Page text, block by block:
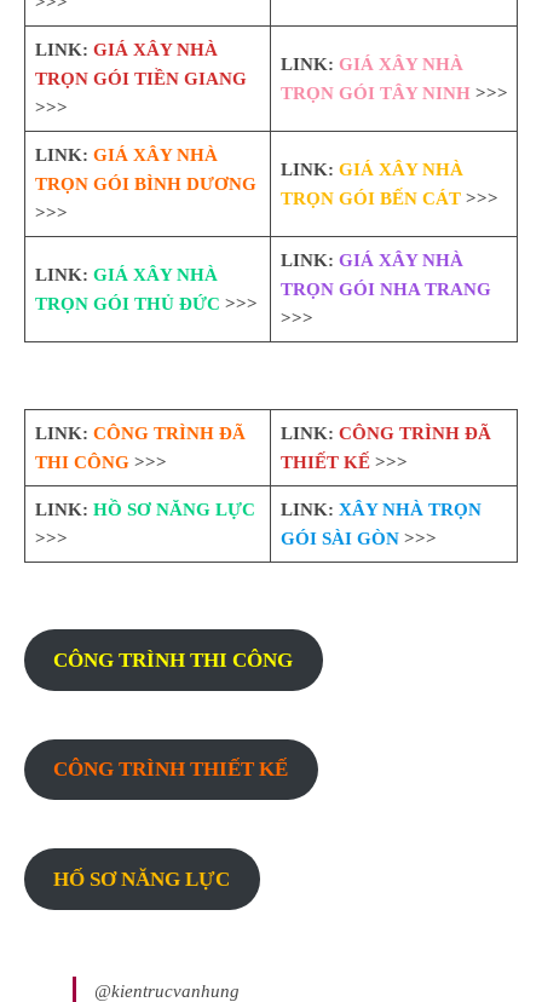
LINK: GIÁ XÂY NHÀ
TRỌN GÓI TIỀN GIANG
>>>
LINK: GIÁ XÂY NHÀ
TRỌN GÓI TÂY NINH>>>
LINK: GIÁ XÂY NHÀ
TRỌN GÓI BÌNH DƯƠNG
>>>
LINK: GIÁ XÂY NHÀ
TRỌN GÓI BẾN CÁT>>>
LINK: GIÁ XÂY NHÀ
TRỌN GÓI THỦ ĐỨC >>>
LINK: GIÁ XÂY NHÀ
TRỌN GÓI NHA TRANG
>>>
LINK: CÔNG TRÌNH ĐÃ
THI CÔNG>>>
LINK: CÔNG TRÌNH ĐÃ
THIẾT KẾ>>>
LINK: HỒ SƠ NĂNG LỰC
>>>
LINK: XÂY NHÀ TRỌN
GÓI SÀI GÒN>>>
CÔNG TRÌNH THI CÔNG
CÔNG TRÌNH THIẾT KẾ
HỐ SƠ NĂNG LỰC
@kientrucvanhung